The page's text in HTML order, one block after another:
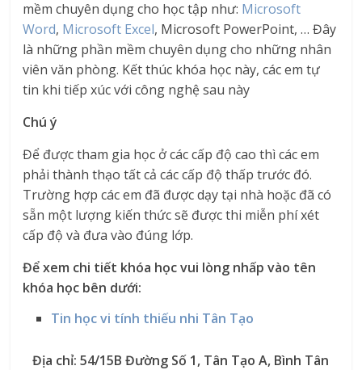
mềm chuyên dụng cho học tập như: Microsoft
Word, Microsoft Excel, Microsoft PowerPoint, … Đây
là những phần mềm chuyên dụng cho những nhân
viên văn phòng. Kết thúc khóa học này, các em tự
tin khi tiếp xúc với công nghệ sau này
Chú ý
Để được tham gia học ở các cấp độ cao thì các em
phải thành thạo tất cả các cấp độ thấp trước đó.
Trường hợp các em đã được dạy tại nhà hoặc đã có
sẵn một lượng kiến thức sẽ được thi miễn phí xét
cấp độ và đưa vào đúng lớp.
Để xem chi tiết khóa học vui lòng nhấp vào tên
khóa học bên dưới:
Tin học vi tính thiếu nhi Tân Tạo
Địa chỉ: 54/15B Đường Số 1, Tân Tạo A, Bình Tân